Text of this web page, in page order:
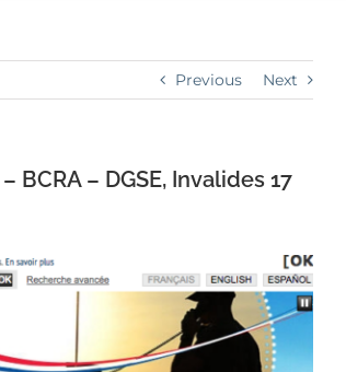
Previous Next
– DGSE, Invalides 17